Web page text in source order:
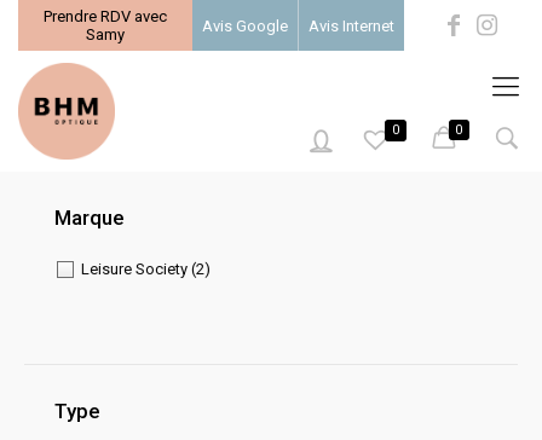
Prendre RDV avec
Samy
Avis Google Avis Internet
0 0
Marque
Leisure Society (2)
Type